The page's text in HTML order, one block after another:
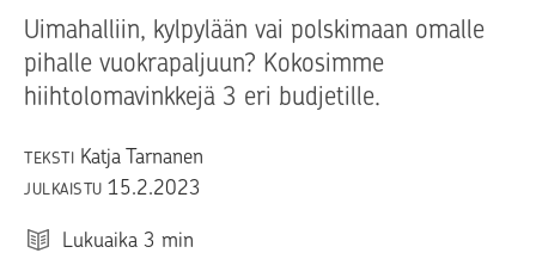
Uimahalliin, kylpylään vai polskimaan omalle
pihalle vuokrapaljuun? Kokosimme
hiihtolomavinkkejä 3 eri budjetille.
TEKSTI Katja Tarnanen
JULKAISTU 15.2.2023
Lukuaika 3 min